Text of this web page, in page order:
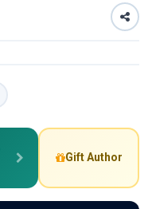
Gift Author